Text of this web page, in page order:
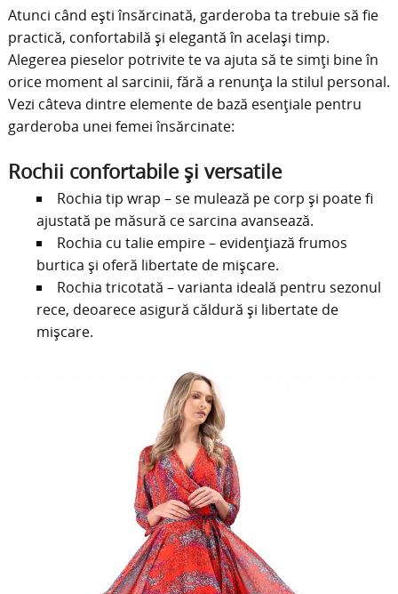
Atunci când ești însărcinată, garderoba ta trebuie să fie
practică, confortabilă și elegantă în același timp.
Alegerea pieselor potrivite te va ajuta să te simți bine în
orice moment al sarcinii, fără a renunța la stilul personal.
Vezi câteva dintre elemente de bază esențiale pentru
garderoba unei femei însărcinate:
Rochii confortabile și versatile
Rochia tip wrap – se mulează pe corp și poate fi
ajustată pe măsură ce sarcina avansează.
Rochia cu talie empire – evidențiază frumos
burtica și oferă libertate de mișcare.
Rochia tricotată – varianta ideală pentru sezonul
rece, deoarece asigură căldură și libertate de
mișcare.